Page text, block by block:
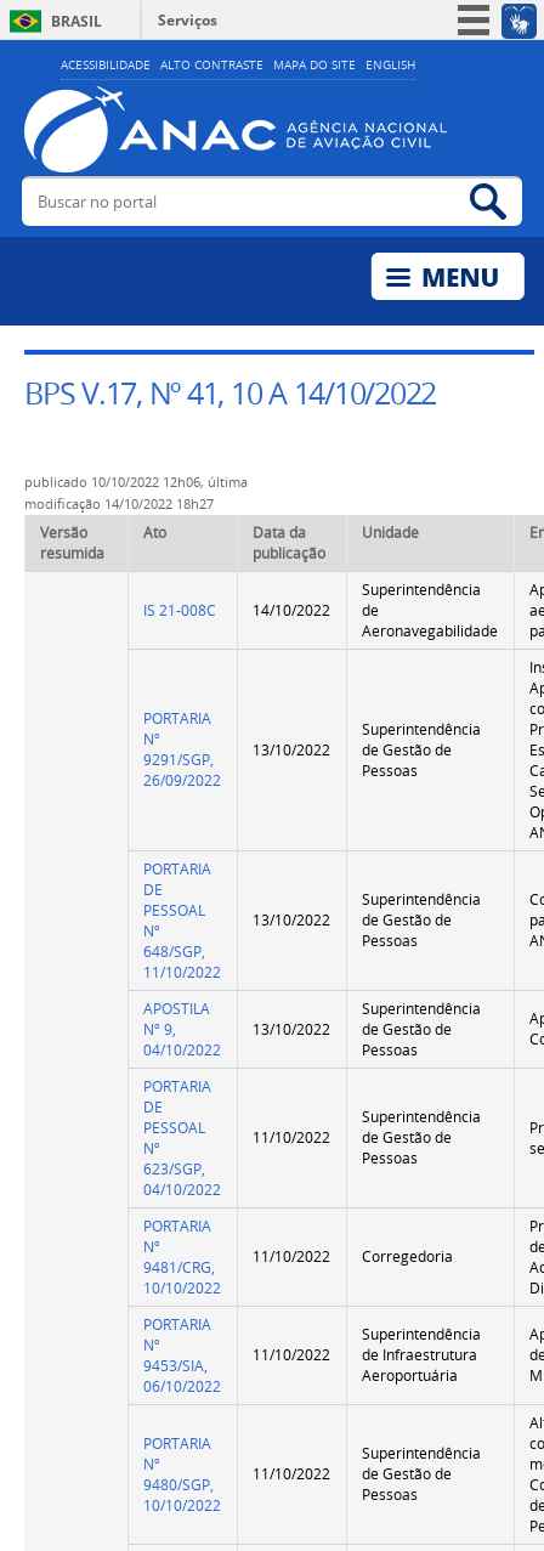
ACESSIBILIDADE ALTO CONTRASTE MAPA DO SITE ENGLISH
BRASIL
Serviços
Simplifique!
Acesso à informação
Legislação
Buscar no portal
BPS V.17, Nº 41, 10 A 14/10/2022
publicado 10/10/2022 12h06, última
modificação 14/10/2022 18h27
Versão
resumida
Ato
Data da
publicação
Unidade
IS 21-008C 14/10/2022
Superintendência
de
Aeronavegabilidade
PORTARIA
Nº
9291/SGP,
26/09/2022
13/10/2022
Superintendência
de Gestão de
Pessoas
PORTARIA
DE
PESSOAL
Nº
648/SGP,
11/10/2022
13/10/2022
Superintendência
de Gestão de
Pessoas
APOSTILA
Nº 9,
04/10/2022
13/10/2022
Superintendência
de Gestão de
Pessoas
PORTARIA
DE
PESSOAL
Nº
623/SGP,
04/10/2022
11/10/2022
Superintendência
de Gestão de
Pessoas
PORTARIA
Nº
9481/CRG,
10/10/2022
11/10/2022 Corregedoria
PORTARIA
Nº
9453/SIA,
06/10/2022
11/10/2022
Superintendência
de Infraestrutura
Aeroportuária
PORTARIA
Nº
9480/SGP,
10/10/2022
11/10/2022
Superintendência
de Gestão de
Pessoas